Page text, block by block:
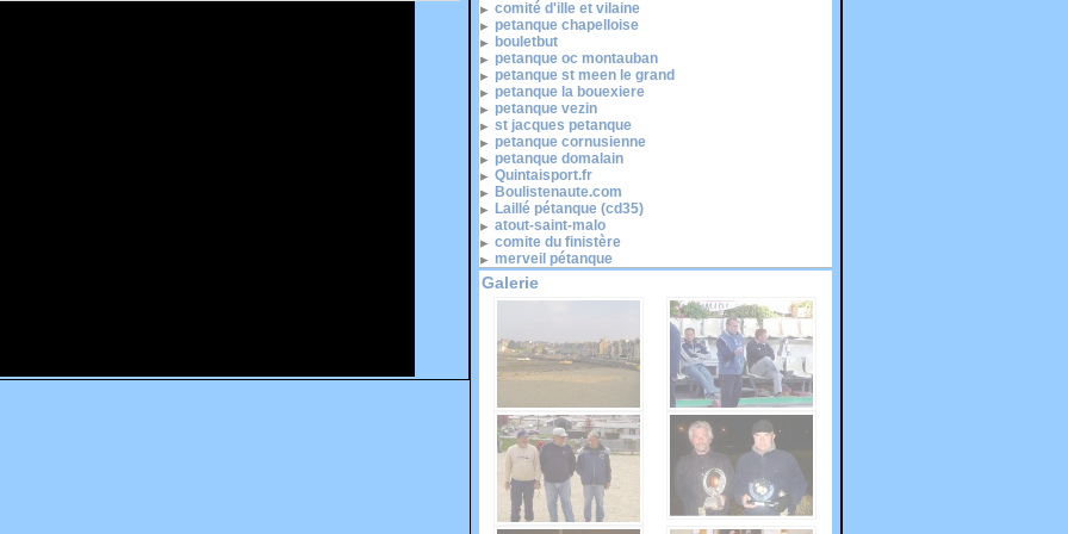
comité d'ille et vilaine
petanque chapelloise
bouletbut
petanque oc montauban
petanque st meen le grand
petanque la bouexiere
petanque vezin
st jacques petanque
petanque cornusienne
petanque domalain
Quintaisport.fr
Boulistenaute.com
Laillé pétanque (cd35)
atout-saint-malo
comite du finistère
merveil pétanque
Galerie